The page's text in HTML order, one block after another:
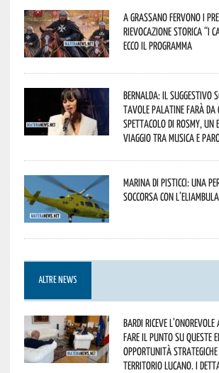
A Grassano fervono i
Rievocazione Storica “I
Ecco il programma
Bernalda: il suggestivo
Tavole Palatine farà da
spettacolo di Rosmy, un
viaggio tra musica e
Marina di Pisticci: una
soccorsa con
ALTRE NEWS
Bardi riceve
fare il punto su queste
opportunità strategiche
territorio lucano. I